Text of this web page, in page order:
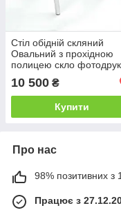
Стіл обідній скляний
Овальний з прохідною
полицею скло фотодрук
Nice breakfast
1100х650*Еко мм (БЦ-
ТМ)
10 500 ₴
Купити
Про нас
98% позитивних з
Працює з